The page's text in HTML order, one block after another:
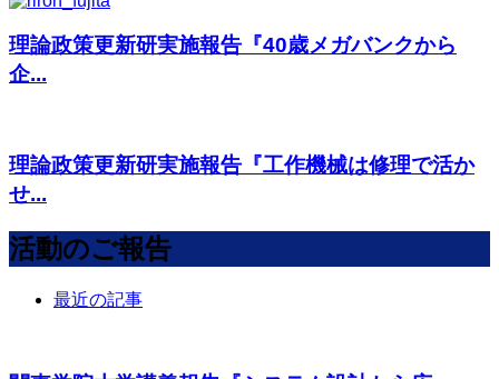
理論政策更新研実施報告『40歳メガバンクから
企...
理論政策更新研実施報告『工作機械は修理で活か
せ...
活動のご報告
最近の記事